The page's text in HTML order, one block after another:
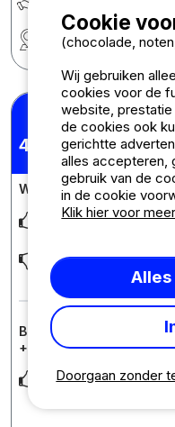
Regio
4,46 /10
Francis P.
Gepubliceerd
Verblijf : 14/08/
17/08/2025
Waardering van de
L emplacement 34 au
Douche trop petite, eau
période de canicule.
Beoordeling van de
+ tent / caravan of
Emplacement
Doorgaan zonder
Cookie
(chocolade,
Wij gebruiken
cookies voor de
website, prestatie
de cookies ook
gerichtte
alles accepteren,
gebruik van de
in de cookie
Klik hier voor